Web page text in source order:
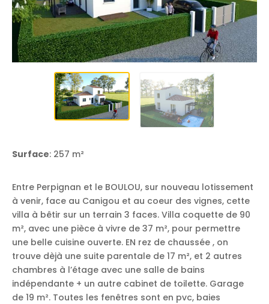
Surface: 257 m²
Entre Perpignan et le BOULOU, sur nouveau lotissement
à venir, face au Canigou et au coeur des vignes, cette
villa à bêtir sur un terrain 3 faces. Villa coquette de 90
m², avec une pièce à vivre de 37 m², pour permettre
une belle cuisine ouverte. EN rez de chaussée , on
trouve dèjà une suite parentale de 17 m², et 2 autres
chambres à l’étage avec une salle de bains
indépendante + un autre cabinet de toilette. Garage
de 19 m². Toutes les fenêtres sont en pvc, baies